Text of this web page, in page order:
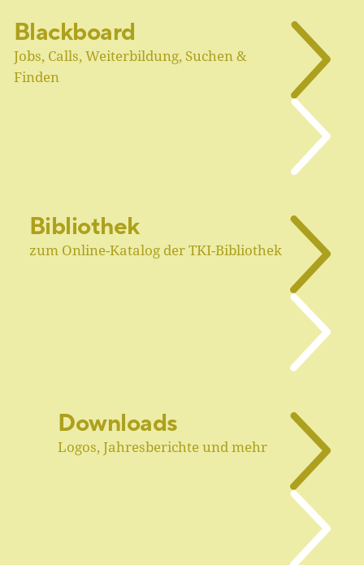
Blackboard
Jobs, Calls, Weiterbildung, Suchen &
Finden
Bibliothek
zum Online-Katalog der TKI-Bibliothek
Downloads
Logos, Jahresberichte und mehr